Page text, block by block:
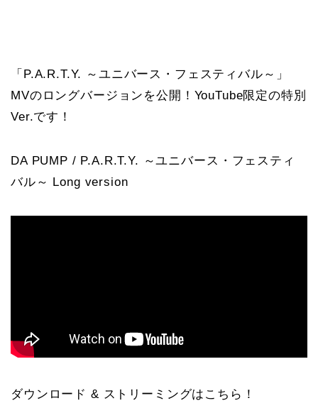
「P.A.R.T.Y. ～ユニバース・フェスティバル～」
MVのロングバージョンを公開！YouTube限定の特別
Ver.です！
DA PUMP / P.A.R.T.Y. ～ユニバース・フェスティ
バル～ Long version
ダウンロード & ストリーミングはこちら！